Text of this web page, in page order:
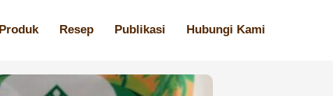
Produk Resep Publikasi Hubungi Kami